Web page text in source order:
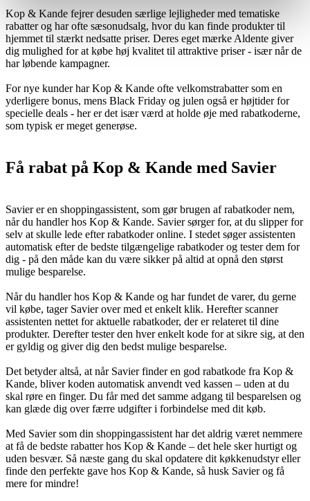
Kop & Kande fejrer desuden særlige lejligheder med tematiske
rabatter og har ofte sæsonudsalg, hvor du kan finde produkter til
hjemmet til stærkt nedsatte priser. Deres eget mærke Aldente giver
dig mulighed for at købe høj kvalitet til attraktive priser - især når de
har løbende kampagner.
For nye kunder har Kop & Kande ofte velkomstrabatter som en
yderligere bonus, mens Black Friday og julen også er højtider for
specielle deals - her er det især værd at holde øje med rabatkoderne,
som typisk er meget generøse.
Få rabat på Kop & Kande med Savier
Savier er en shoppingassistent, som gør brugen af rabatkoder nem,
når du handler hos Kop & Kande. Savier sørger for, at du slipper for
selv at skulle lede efter rabatkoder online. I stedet søger assistenten
automatisk efter de bedste tilgængelige rabatkoder og tester dem for
dig - på den måde kan du være sikker på altid at opnå den størst
mulige besparelse.
Når du handler hos Kop & Kande og har fundet de varer, du gerne
vil købe, tager Savier over med et enkelt klik. Herefter scanner
assistenten nettet for aktuelle rabatkoder, der er relateret til dine
produkter. Derefter tester den hver enkelt kode for at sikre sig, at den
er gyldig og giver dig den bedst mulige besparelse.
Det betyder altså, at når Savier finder en god rabatkode fra Kop &
Kande, bliver koden automatisk anvendt ved kassen – uden at du
skal røre en finger. Du får med det samme adgang til besparelsen og
kan glæde dig over færre udgifter i forbindelse med dit køb.
Med Savier som din shoppingassistent har det aldrig været nemmere
at få de bedste rabatter hos Kop & Kande – det hele sker hurtigt og
uden besvær. Så næste gang du skal opdatere dit køkkenudstyr eller
finde den perfekte gave hos Kop & Kande, så husk Savier og få
mere for mindre!